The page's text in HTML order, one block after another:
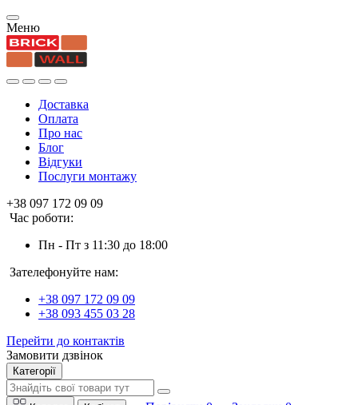
Меню
Доставка
Оплата
Про нас
Блог
Відгуки
Послуги монтажу
+38 097 172 09 09
Час роботи:
Пн - Пт з 11:30 до 18:00
Зателефонуйте нам:
+38 097 172 09 09
+38 093 455 03 28
Перейти до контактів
Замовити дзвінок
Категорії